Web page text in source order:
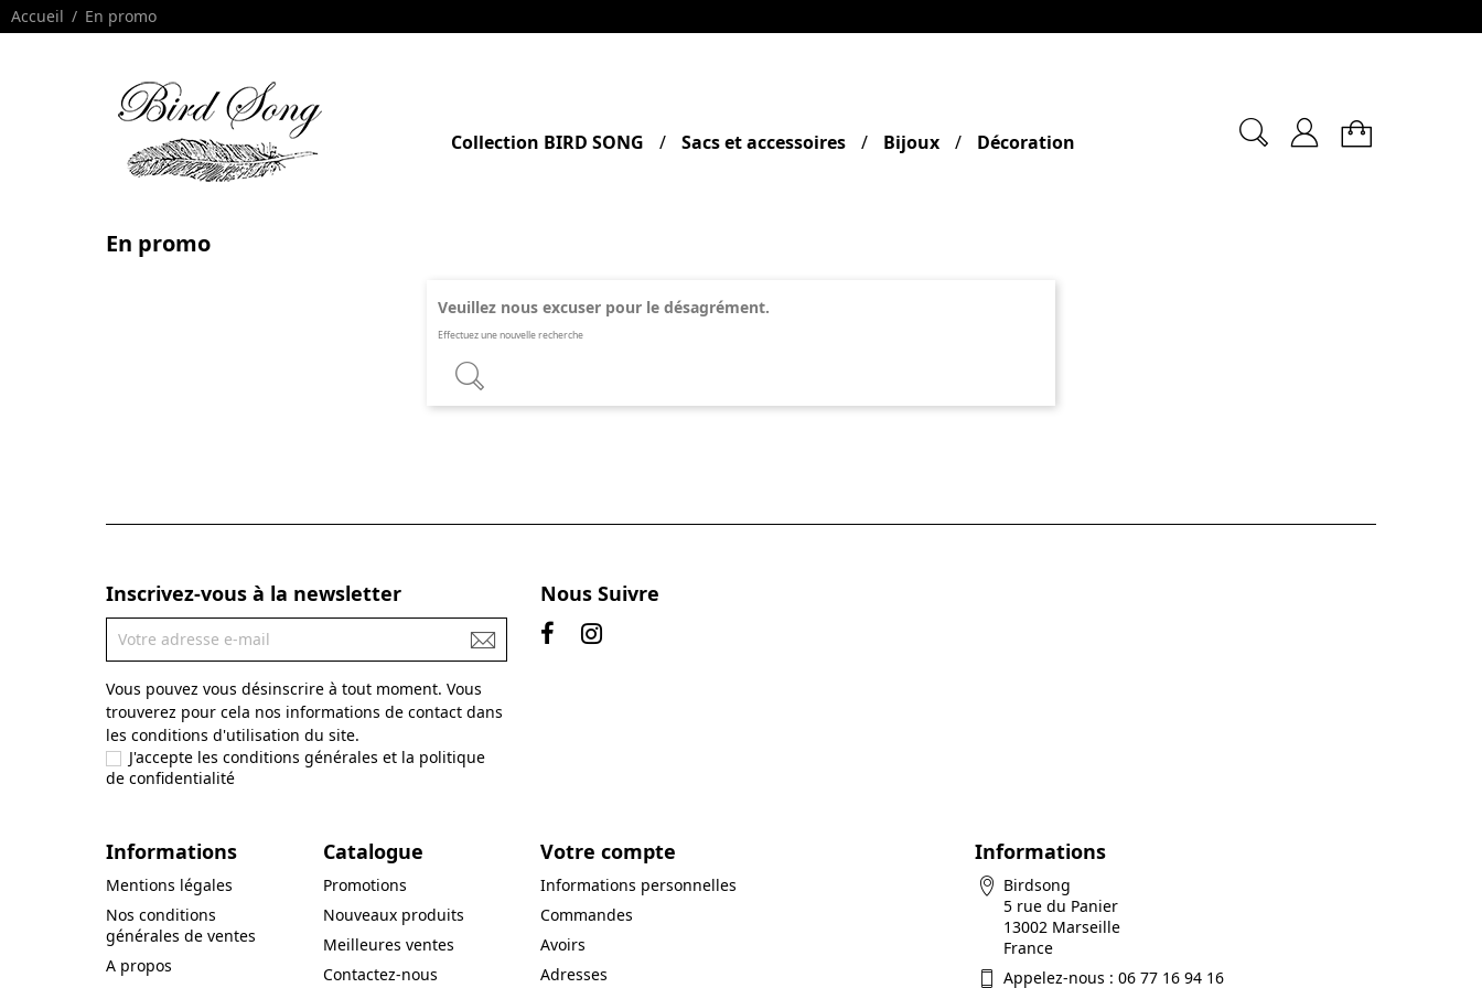
Accueil En promo
Collection BIRD SONG Sacs et accessoires Bijoux Décoration
En promo
Veuillez nous excuser pour le désagrément.
Effectuez une nouvelle recherche
Inscrivez-vous à la newsletter
Vous pouvez vous désinscrire à tout moment. Vous
trouverez pour cela nos informations de contact dans
les conditions d'utilisation du site.
J'accepte les conditions générales et la politique
de confidentialité
Nous Suivre
Informations
Mentions légales
Nos conditions
générales de ventes
A propos
Catalogue
Promotions
Nouveaux produits
Meilleures ventes
Contactez-nous
Votre compte
Informations personnelles
Commandes
Avoirs
Adresses
Informations
Birdsong
5 rue du Panier
13002 Marseille
France
Appelez-nous : 06 77 16 94 16